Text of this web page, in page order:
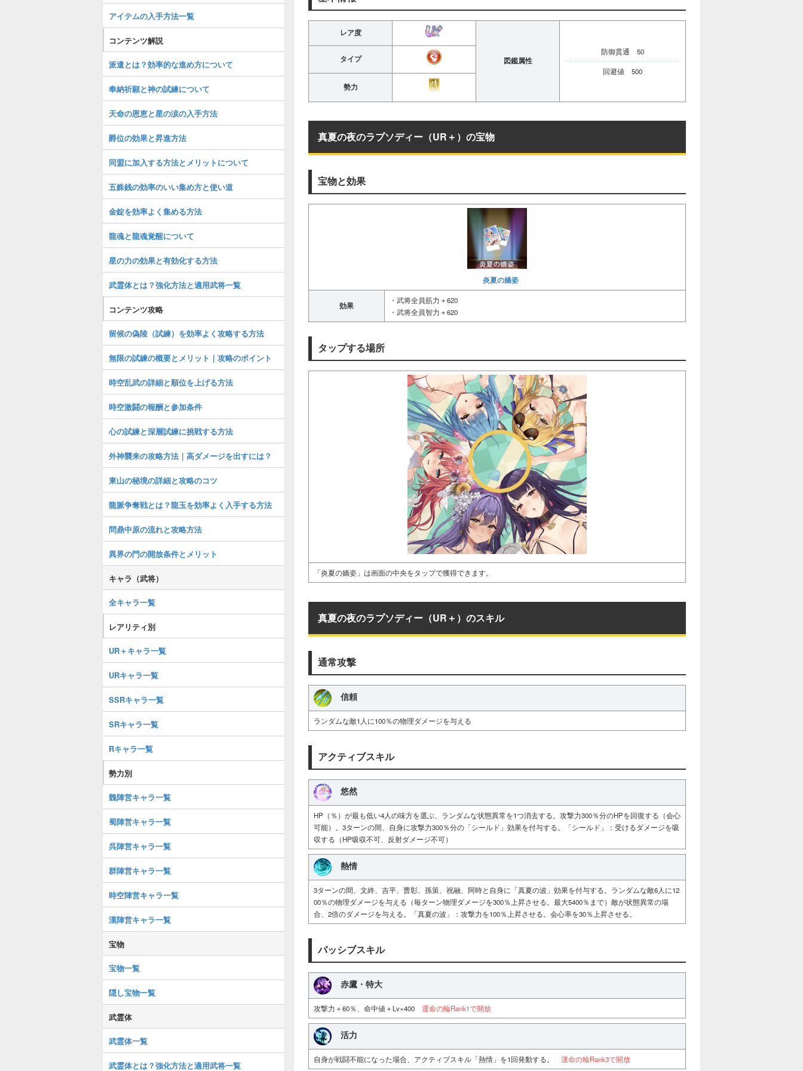
レア度
図鑑属性
防御貫通 50
回避値 500
タイプ
勢力
真夏の夜のラプソディー（UR＋）の宝物
宝物と効果
炎夏の嬌姿
効果
・武将全員筋力＋620
・武将全員智力＋620
タップする場所
「炎夏の嬌姿」は画面の中央をタップで獲得できます。
真夏の夜のラプソディー（UR＋）のスキル
通常攻撃
信頼
ランダムな敵1人に100％の物理ダメージを与える
アクティブスキル
悠然
HP（％）が最も低い4人の味方を選ぶ、ランダムな状態異常を1つ消去する。攻撃力300％分のHPを回復する（会心
可能）。3ターンの間、自身に攻撃力300％分の「シールド」効果を付与する。「シールド」：受けるダメージを吸
収する（HP吸収不可、反射ダメージ不可）
熱情
3ターンの間、文終、吉平、曹彰、孫策、祝融、阿時と自身に「真夏の波」効果を付与する。ランダムな敵6人に12
00％の物理ダメージを与える（毎ターン物理ダメージを300％上昇させる。最大5400％まで）敵が状態異常の場
合、2倍のダメージを与える。「真夏の波」：攻撃力を100％上昇させる。会心率を30％上昇させる。
パッシブスキル
赤鷹・特大
攻撃力＋60％、命中値＋Lv×400 運命の輪Rank1で開放
活力
自身が戦闘不能になった場合、アクティブスキル「熱情」を1回発動する。 運命の輪Rank3で開放
アイテムの入手方法一覧
コンテンツ解説
派遣とは？効率的な進め方について
奉納祈願と神の試練について
天命の恩恵と星の涙の入手方法
爵位の効果と昇進方法
同盟に加入する方法とメリットについて
五銖銭の効率のいい集め方と使い道
金錠を効率よく集める方法
龍魂と龍魂覚醒について
星の力の効果と有効化する方法
武霊体とは？強化方法と適用武将一覧
コンテンツ攻略
留候の偽陵（試練）を効率よく攻略する方法
無限の試練の概要とメリット｜攻略のポイント
時空乱武の詳細と順位を上げる方法
時空激闘の報酬と参加条件
心の試練と深層試練に挑戦する方法
外神襲来の攻略方法｜高ダメージを出すには？
東山の秘境の詳細と攻略のコツ
龍脈争奪戦とは？龍玉を効率よく入手する方法
問鼎中原の流れと攻略方法
異界の門の開放条件とメリット
キャラ（武将）
全キャラ一覧
レアリティ別
UR＋キャラ一覧
URキャラ一覧
SSRキャラ一覧
SRキャラ一覧
Rキャラ一覧
勢力別
魏陣営キャラ一覧
蜀陣営キャラ一覧
呉陣営キャラ一覧
群陣営キャラ一覧
時空陣営キャラ一覧
漢陣営キャラ一覧
宝物
宝物一覧
隠し宝物一覧
武霊体
武霊体一覧
武霊体とは？強化方法と適用武将一覧